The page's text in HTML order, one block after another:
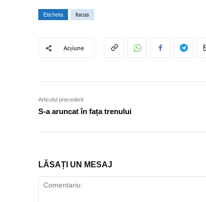
Eticheta focus
Acțiune
Articolul precedent
S-a aruncat în fața trenului
LĂSAȚI UN MESAJ